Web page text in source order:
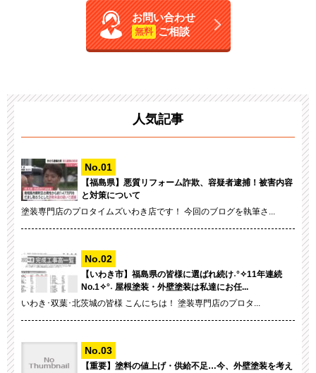
お問い合わせ
無料 ご相談
人気記事
【福島県】悪質リフォーム詐欺、容疑者逮捕！被害内容
と対策について
塗装専門店のプロタイムズいわき店です！ 今回のブログを執筆さ...
【いわき市】福島県の皆様に選ばれ続け˖°✧11年連続
No.1✧°˖ 屋根塗装・外壁塗装は私達にお任...
いわき･双葉･北茨城の皆様 こんにちは！ 塗装専門店のプロタ...
【重要】塗料の値上げ・供給不足…今、外壁塗装を考え